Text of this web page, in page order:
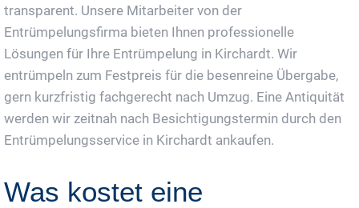
transparent. Unsere Mitarbeiter von der
Entrümpelungsfirma bieten Ihnen professionelle
Lösungen für Ihre Entrümpelung in Kirchardt. Wir
entrümpeln zum Festpreis für die besenreine Übergabe,
gern kurzfristig fachgerecht nach Umzug. Eine Antiquität
werden wir zeitnah nach Besichtigungstermin durch den
Entrümpelungsservice in Kirchardt ankaufen.
Was kostet eine